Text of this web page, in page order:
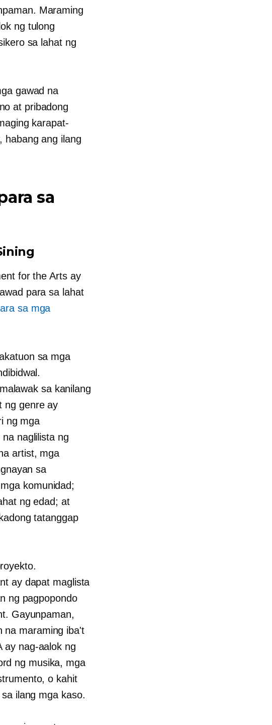
Maraming
ng tulong
sa lahat ng
gawad na
at pribadong
karapat-
habang ang ilang
sa
for the Arts ay
para sa lahat
sa mga
sa mga
sa kanilang
ng genre ay
ng mga
naglilista ng
artist, mga
sa
komunidad;
ng edad; at
tatanggap
ay dapat maglista
ng pagpopondo
Gayunpaman,
na maraming iba't
ay nag-aalok ng
ng musika, mga
o kahit
ilang mga kaso.